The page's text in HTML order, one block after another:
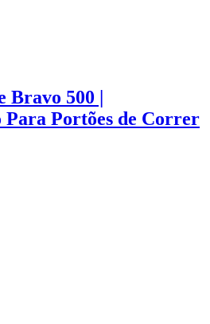
500 |
Para Portões de Correr